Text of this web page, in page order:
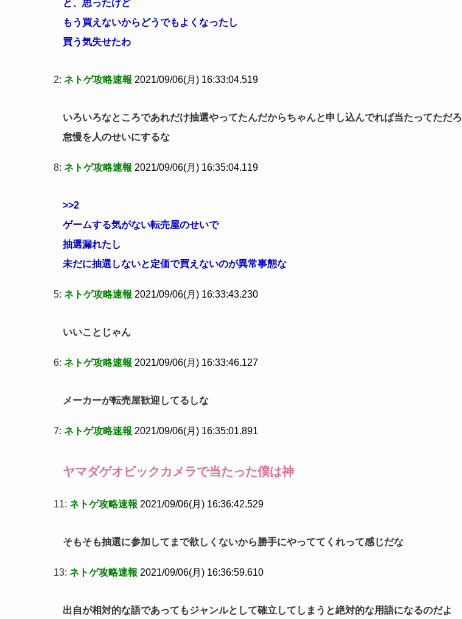
と、思ったけど
もう買えないからどうでもよくなったし
買う気失せたわ
2: ネトゲ攻略速報 2021/09/06(月) 16:33:04.519
いろいろなところであれだけ抽選やってたんだからちゃんと申し込んでれば当たってただろ
怠慢を人のせいにするな
8: ネトゲ攻略速報 2021/09/06(月) 16:35:04.119
>>2
ゲームする気がない転売屋のせいで
抽選漏れたし
未だに抽選しないと定価で買えないのが異常事態な
5: ネトゲ攻略速報 2021/09/06(月) 16:33:43.230
いいことじゃん
6: ネトゲ攻略速報 2021/09/06(月) 16:33:46.127
メーカーが転売屋歓迎してるしな
7: ネトゲ攻略速報 2021/09/06(月) 16:35:01.891
ヤマダゲオビックカメラで当たった僕は神
11: ネトゲ攻略速報 2021/09/06(月) 16:36:42.529
そもそも抽選に参加してまで欲しくないから勝手にやっててくれって感じだな
13: ネトゲ攻略速報 2021/09/06(月) 16:36:59.610
出自が相対的な語であってもジャンルとして確立してしまうと絶対的な用語になるのだよ